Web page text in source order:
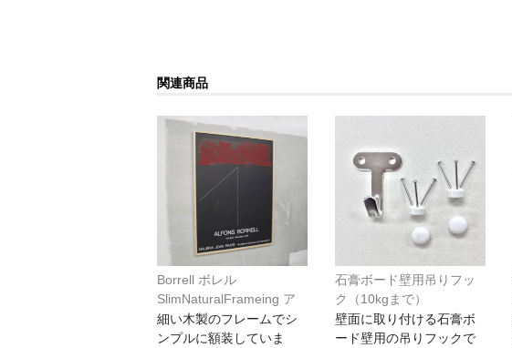
関連商品
Borrell ボレル
SlimNaturalFrameing ア
トリエフォロンオリジナ
ル額装*
細い木製のフレームでシ
ンプルに額装していま
石膏ボード壁用吊りフッ
ク（10kgまで）
壁面に取り付ける石膏ボ
ード壁用の吊りフックで